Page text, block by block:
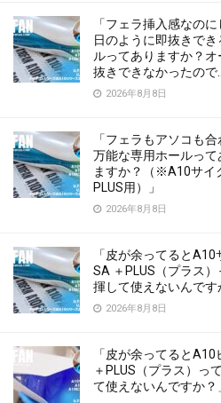
「フェラ挿入感なの
日のように即抜きでき
ルってありますか？オ
抜きできなかったので
2026年8月8日
「フェラもアソコも
万能な専用ホールって
ますか？（※A10サイ
PLUS用）」
2026年8月8日
「皮が余ってるとA10
SA ＋PLUS（プラス
揮して使えないんです
2026年8月8日
「皮が余ってるとA10
＋PLUS（プラス）っ
て使えないんですか？